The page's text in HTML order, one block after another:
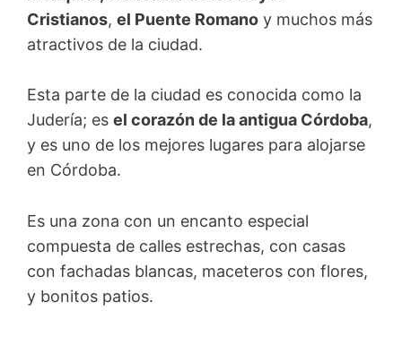
Cristianos, el Puente Romano y muchos más
atractivos de la ciudad.
Esta parte de la ciudad es conocida como la
Judería; es el corazón de la antigua Córdoba,
y es uno de los mejores lugares para alojarse
en Córdoba.
Es una zona con un encanto especial
compuesta de calles estrechas, con casas
con fachadas blancas, maceteros con flores,
y bonitos patios.